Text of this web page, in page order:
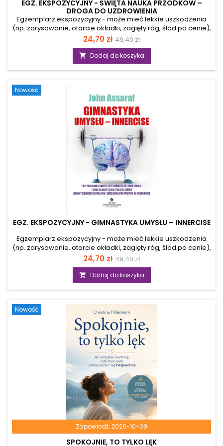
EGZ. EKSPOZYCYJNY - ŚWIĘTA NAUKA PRZODKÓW –
DROGA DO UZDROWIENIA
Egzemplarz ekspozycyjny - może mieć lekkie uszkodzenia
(np. zarysowanie, otarcie okładki, zagięty róg, ślad po cenie),
ale merytorycznie jest pełnowartościowy. Dzięki tej publikacji
zgłębisz świętą naukę przodków i poznasz tradycyjne techniki
uzdrawiania amazońskich szamanów. Autor opisuje w niej
święte ceremonie, praktyki i rytuały rdzennej ludności, a także
ich życiowe sposoby na problemy dręczące współczesnego
Cena
24,70 zł Cena
podstawowa
49,40 zł
 Dodaj do koszyka
Nowość
EGZ. EKSPOZYCYJNY - GIMNASTYKA UMYSŁU – INNERCISE
Egzemplarz ekspozycyjny - może mieć lekkie uszkodzenia
(np. zarysowanie, otarcie okładki, zagięty róg, ślad po cenie),
ale merytorycznie jest pełnowartościowy. Wciąż czekasz na
swoją szansę? Masz poczucie, że nie jesteś wystarczająco
mądry lub dobry, aby osiągnąć sukces? Boisz się porażki lub
rozczarowania? Czas skończyć z negatywnym myśleniem,
szkodliwymi emocjami i ograniczającymi cię przekonaniami.
kompleksowego...
Cena
24,70 zł Cena
podstawowa
49,40 zł
 Dodaj do koszyka
Nowość
SPOKOJNIE, TO TYLKO LĘK
Zapowiedź: 2026-10-09